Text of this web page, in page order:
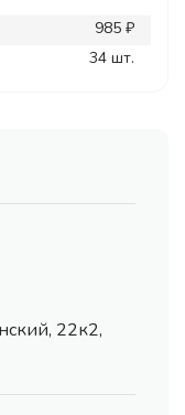
985 ₽
34 шт.
22к2,